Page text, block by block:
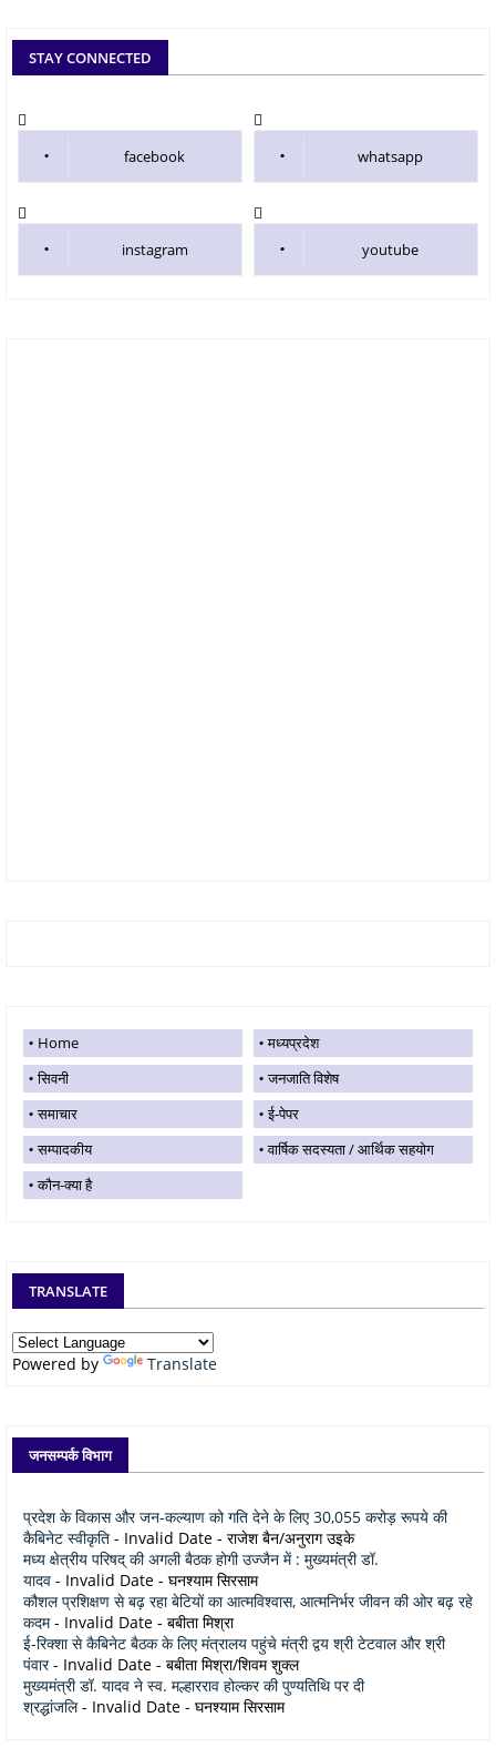
STAY CONNECTED
facebook whatsapp
instagram youtube
Home
मध्यप्रदेश
सिवनी
जनजाति विशेष
समाचार
ई-पेपर
सम्पादकीय
वार्षिक सदस्यता / आर्थिक सहयोग
कौन-क्या है
TRANSLATE
Powered by Translate
जनसम्पर्क विभाग
प्रदेश के विकास और जन-कल्याण को गति देने के लिए 30,055 करोड़ रूपये की
कैबिनेट स्वीकृति - Invalid Date - राजेश बैन/अनुराग उइके
मध्य क्षेत्रीय परिषद् की अगली बैठक होगी उज्जैन में : मुख्यमंत्री डॉ.
यादव - Invalid Date - घनश्याम सिरसाम
कौशल प्रशिक्षण से बढ़ रहा बेटियों का आत्मविश्वास, आत्मनिर्भर जीवन की ओर बढ़ रहे
कदम- Invalid Date - बबीता मिश्रा
ई-रिक्शा से कैबिनेट बैठक के लिए मंत्रालय पहुंचे मंत्री द्वय श्री टेटवाल और श्री
पंवार- Invalid Date - बबीता मिश्रा/शिवम शुक्ल
मुख्यमंत्री डॉ. यादव ने स्व. मल्हारराव होल्कर की पुण्यतिथि पर दी
श्रद्धांजलि- Invalid Date - घनश्याम सिरसाम